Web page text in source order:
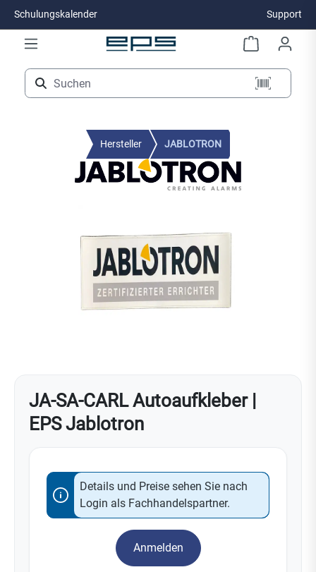
Zum Hauptinhalt springen
Schulungskalender Support
Hersteller JABLOTRON
JA-SA-CARL Autoaufkleber |
EPS Jablotron
Details und Preise sehen Sie nach
Login als Fachhandelspartner.
Anmelden